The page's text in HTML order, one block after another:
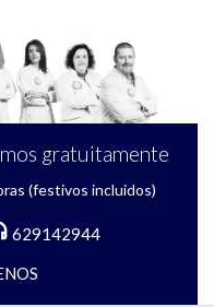
gratuitamente
(festivos incluidos)
629142944